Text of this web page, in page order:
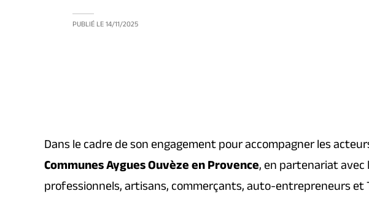
PUBLIÉ LE14/11/2025
Dans le cadre de son engagement pour accompagner les
Communes Aygues Ouvèze en Provence, en partenariat avec
professionnels, artisans, commerçants, auto-entrepreneurs et